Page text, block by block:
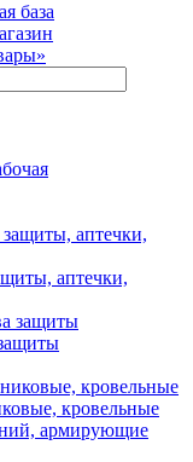
база
аптечки,
кровельные